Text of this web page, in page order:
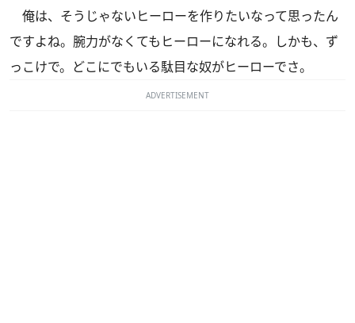
俺は、そうじゃないヒーローを作りたいなって思ったん
ですよね。腕力がなくてもヒーローになれる。しかも、ず
っこけで。どこにでもいる駄目な奴がヒーローでさ。
ADVERTISEMENT